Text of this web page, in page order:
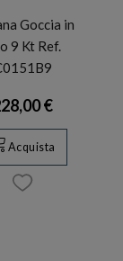
Goccia in
9 Kt Ref.
€
Acquista